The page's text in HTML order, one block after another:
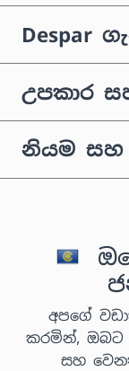
Despar
උපකාර
නියම සහ
අපගේ
කරමින්, ඔබට
සහ